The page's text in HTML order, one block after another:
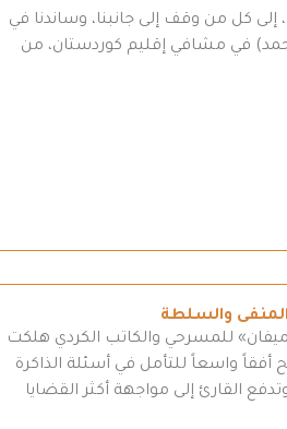
إلى كل من وقف إلى جانبنا، وساندنا في
في مشافي إقليم كوردستان، من
والسلطة
للمسرحي والكاتب الكردي هلكت
واسعاً للتأمل في أسئلة الذاكرة
القارئ إلى مواجهة أكثر القضايا